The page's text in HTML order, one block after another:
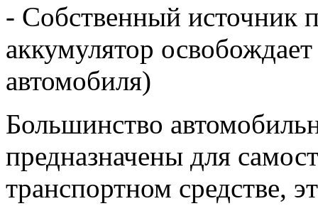
- Собственный источник
аккумулятор
автомобиля)
Большинство
предназначены для
транспортном средстве,